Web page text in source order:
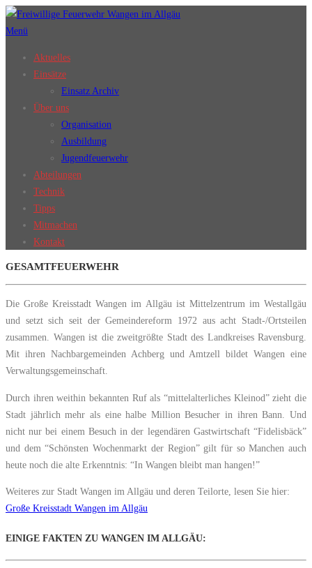
Zum
Inhalt
Menü
Aktuelles
Einsätze
Einsatz Archiv
Über uns
Organisation
Ausbildung
Jugendfeuerwehr
Abteilungen
Technik
Tipps
Mitmachen
Kontakt
GESAMTFEUERWEHR
Die Große Kreisstadt Wangen im Allgäu ist Mittelzentrum im Westallgäu
und setzt sich seit der Gemeindereform 1972 aus acht Stadt-/Ortsteilen
zusammen. Wangen ist die zweitgrößte Stadt des Landkreises Ravensburg.
Mit ihren Nachbargemeinden Achberg und Amtzell bildet Wangen eine
Verwaltungsgemeinschaft.
Durch ihren weithin bekannten Ruf als “mittelalterliches Kleinod” zieht die
Stadt jährlich mehr als eine halbe Million Besucher in ihren Bann. Und
nicht nur bei einem Besuch in der legendären Gastwirtschaft “Fidelisbäck”
und dem “Schönsten Wochenmarkt der Region” gilt für so Manchen auch
heute noch die alte Erkenntnis: “In Wangen bleibt man hangen!”
Weiteres zur Stadt Wangen im Allgäu und deren Teilorte, lesen Sie hier:
Große Kreisstadt Wangen im Allgäu
EINIGE FAKTEN ZU WANGEN IM ALLGÄU: